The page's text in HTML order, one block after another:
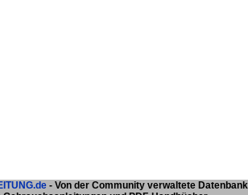
- Von der Community verwaltete Datenbank